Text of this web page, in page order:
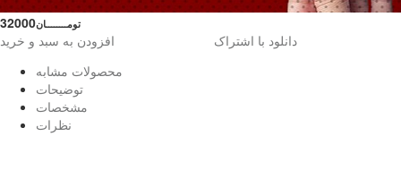
32000تومــــــــان
افزودن به سبد و خرید
دانلود با اشتراک
محصولات مشابه
توضیحات
مشخصات
نظرات